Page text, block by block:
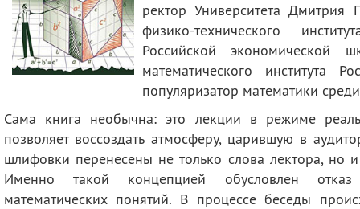
ректор Университета Дмитрия
физико-технического
Российской экономической
математического института
популяризатор математики
Сама книга необычна: это лекции в режиме
позволяет воссоздать атмосферу, царившую в
шлифовки перенесены не только слова лектора, но
Именно такой концепцией обусловлен отказ
математических понятий. В процессе беседы